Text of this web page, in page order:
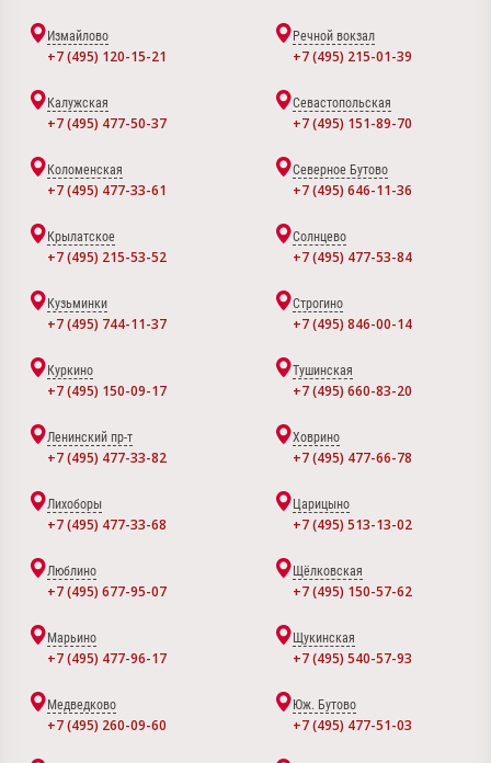
Измайлово
+7 (495) 120-15-21
Речной вокзал
+7 (495) 215-01-39
Калужская
+7 (495) 477-50-37
Севастопольская
+7 (495) 151-89-70
Коломенская
+7 (495) 477-33-61
Северное Бутово
+7 (495) 646-11-36
Крылатское
+7 (495) 215-53-52
Солнцево
+7 (495) 477-53-84
Кузьминки
+7 (495) 744-11-37
Строгино
+7 (495) 846-00-14
Куркино
+7 (495) 150-09-17
Тушинская
+7 (495) 660-83-20
Ленинский пр-т
+7 (495) 477-33-82
Ховрино
+7 (495) 477-66-78
Лихоборы
+7 (495) 477-33-68
Царицыно
+7 (495) 513-13-02
Люблино
+7 (495) 677-95-07
Щёлковская
+7 (495) 150-57-62
Марьино
+7 (495) 477-96-17
Щукинская
+7 (495) 540-57-93
Медведково
+7 (495) 260-09-60
Юж. Бутово
+7 (495) 477-51-03